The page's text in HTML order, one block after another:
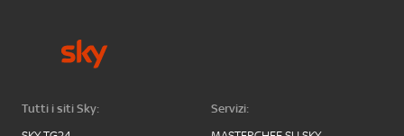
Tutti i siti Sky:
Servizi: